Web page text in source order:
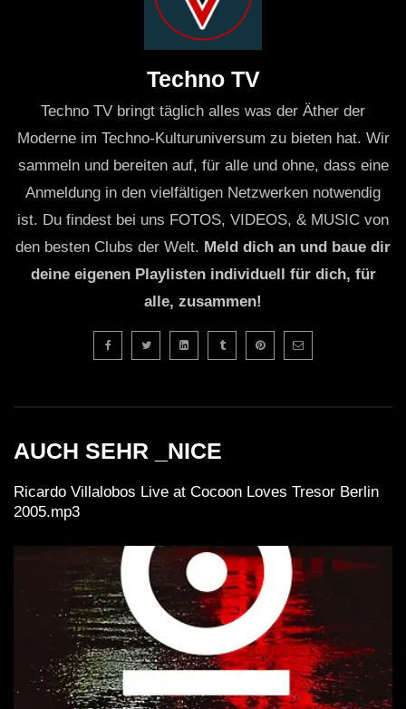
Techno TV
Techno TV bringt täglich alles was der Äther der
Moderne im Techno-Kulturuniversum zu bieten hat. Wir
sammeln und bereiten auf, für alle und ohne, dass eine
Anmeldung in den vielfältigen Netzwerken notwendig
ist. Du findest bei uns FOTOS, VIDEOS, & MUSIC von
den besten Clubs der Welt. Meld dich an und baue dir
deine eigenen Playlisten individuell für dich, für
alle, zusammen!
AUCH SEHR _NICE
Ricardo Villalobos Live at Cocoon Loves Tresor Berlin
2005.mp3